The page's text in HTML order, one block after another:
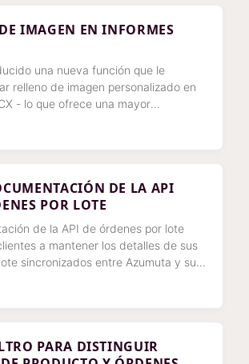
IMAGEN EN INFORMES
una nueva función que le
relleno de imagen personalizado en
- lo que ofrece una mayor
DE LA API
POR LOTE
de la API de órdenes por lote
a mantener los detalles de sus
sincronizados entre Azumuta y su
PARA DISTINGUIR